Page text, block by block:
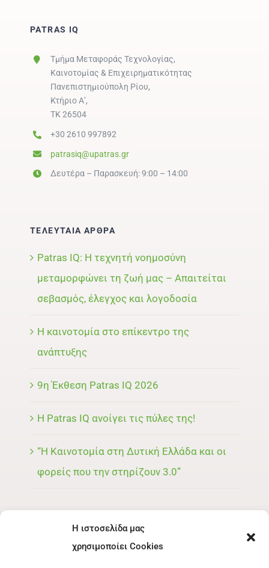
Η ιστοσελίδα μας
χρησιμοποίει Cookies
PATRAS IQ
Τμήμα Μεταφοράς Τεχνολογίας,
Καινοτομίας & Επιχειρηματικότητας
Πανεπιστημιούπολη Ρίου,
Κτήριο Α’,
ΤΚ 26504
+30 2610 997892
patrasiq@upatras.gr
Δευτέρα – Παρασκευή: 9:00 – 14:00
ΤΕΛΕΥΤΑΙΑ ΑΡΘΡΑ
Patras IQ: Η τεχνητή νοημοσύνη
μεταμορφώνει τη ζωή μας – Απαιτείται
σεβασμός, έλεγχος και λογοδοσία
Η καινοτομία στο επίκεντρο της
ανάπτυξης
9η Έκθεση Patras IQ 2026
Η Patras IQ ανοίγει τις πύλες της!
“Η Καινοτομία στη Δυτική Ελλάδα και οι
φορείς που την στηρίζουν 3.0”